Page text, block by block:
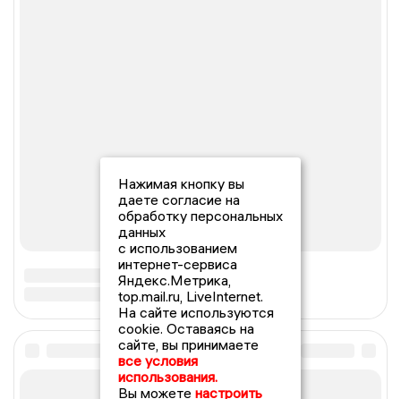
Нажимая кнопку вы
даете согласие на
обработку персональных
данных
с использованием
интернет-сервиса
Яндекс.Метрика,
top.mail.ru, LiveInternet.
На сайте используются
cookie. Оставаясь на
сайте, вы принимаете
все условия
использования.
Вы можете настроить